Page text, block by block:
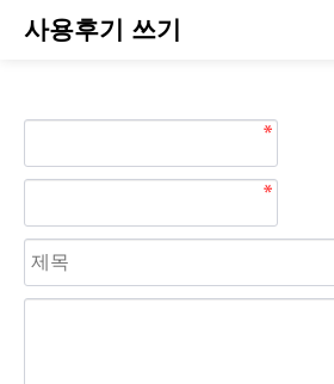
사용후기 쓰기